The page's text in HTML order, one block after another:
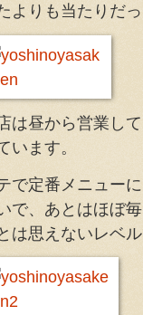
よりも当たりだ
は昼から営業し
います。
で定番メニュー
で、あとはほぼ
は思えないレベ